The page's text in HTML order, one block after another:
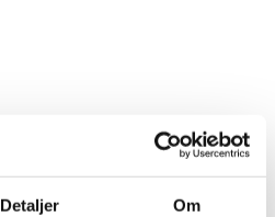
Detaljer Om